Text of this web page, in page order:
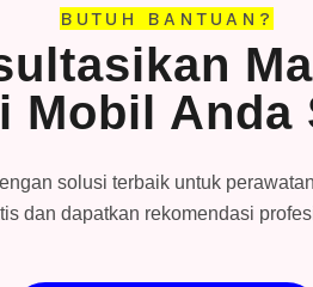
BUTUH BANTUAN?
Mobil Anda
solusi terbaik untuk
dan dapatkan rekomendasi